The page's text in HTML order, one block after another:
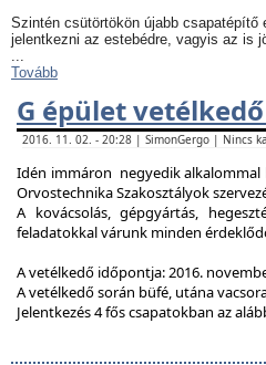
Szintén csütörtökön újabb
jelentkezni az estebédre, vagyis az is
...
Tovább
G épület
2016. 11. 02. - 20:28 | SimonGergo | Nincs
Idén immáron negyedik alkalommal
Orvostechnika Szakosztályok
A kovácsolás, gépgyártás,
feladatokkal várunk minden
A vetélkedő időpontja: 2016.
A vetélkedő során büfé, utána
Jelentkezés 4 fős csapatokban az